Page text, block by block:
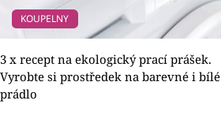
KOUPELNY
3 x recept na ekologický prací prášek.
Vyrobte si prostředek na barevné i bílé
prádlo